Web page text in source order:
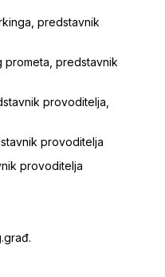
predstavnik
prometa, predstavnik
provoditelja,
provoditelja
provoditelja